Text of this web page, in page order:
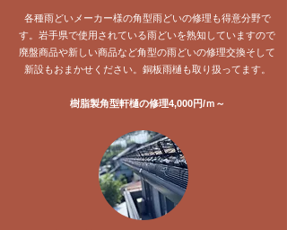
各種雨どいメーカー様の角型雨どいの修理も得意分野で
す。岩手県で使用されている雨どいを熟知していますので
廃盤商品や新しい商品など角型の雨どいの修理交換そして
新設もおまかせください。銅板雨樋も取り扱ってます。
樹脂製角型軒樋の修理4,000円/ｍ～